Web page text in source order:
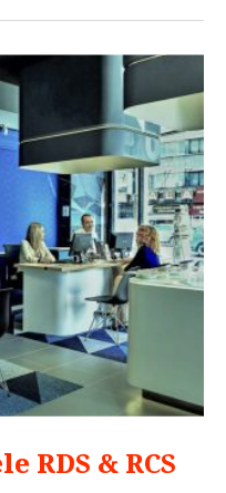
cateva
uri care
si […]
RDS & RCS